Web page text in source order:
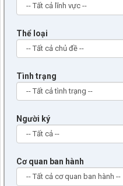
Thể loại
Tình trạng
Người ký
Cơ quan ban hành